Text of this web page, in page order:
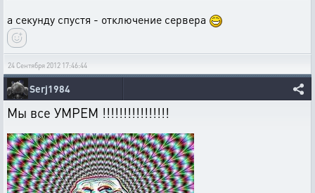
а секунду спустя - отключение сервера
24 Сентября 2012 17:46:44
Serj1984
Мы все УМРЕМ !!!!!!!!!!!!!!!!